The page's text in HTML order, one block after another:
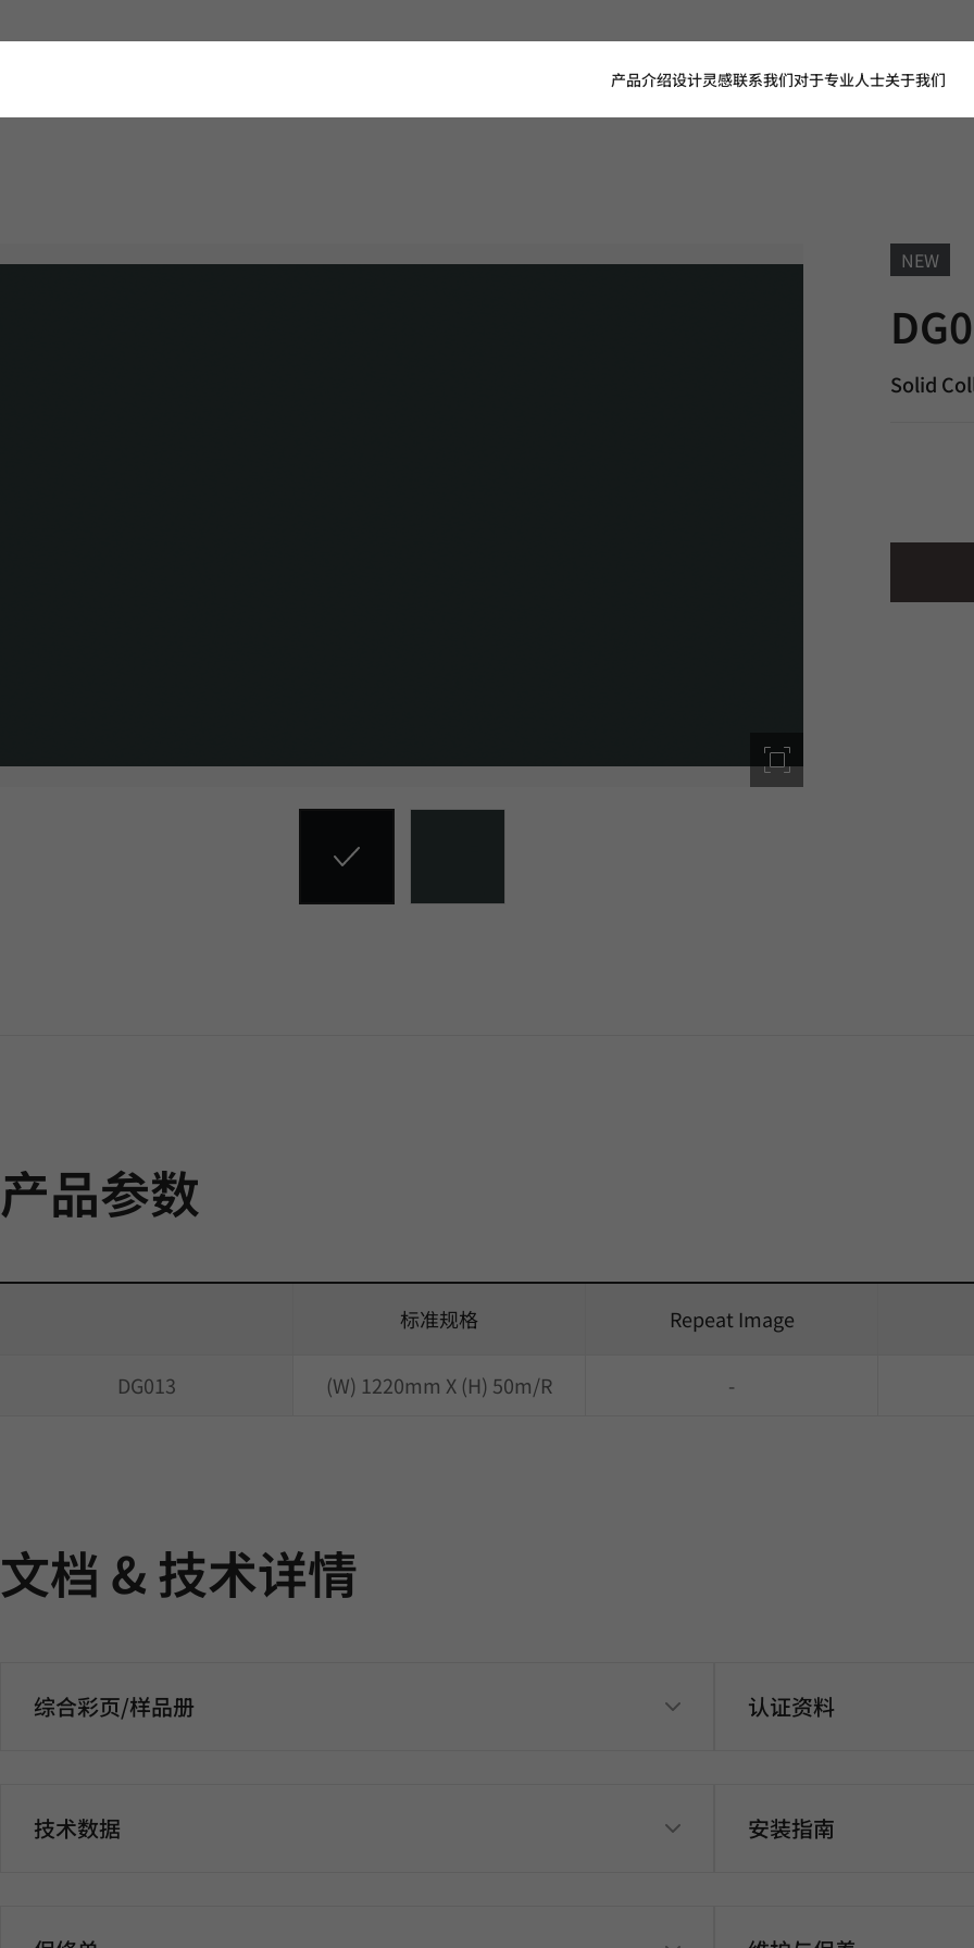
产品介绍设计灵感联系我们对于专业人士关于我们
NEW
DG013,
Solid
产品参数
标准规格 Repeat Image
DG013 (W) 1220mm X (H) 50m/R -
文档 & 技术详情
综合彩页/样品册
技术数据
认证资料
安装指南